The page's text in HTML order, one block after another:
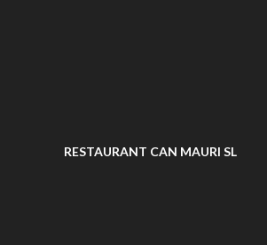
RESTAURANT CAN MAURI SL